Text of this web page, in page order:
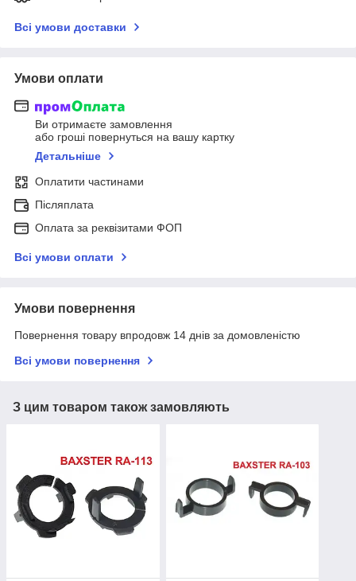
Всі умови доставки
Умови оплати
Ви отримаєте замовлення
або гроші повернуться на вашу картку
Детальніше
Оплатити частинами
Післяплата
Оплата за реквізитами ФОП
Всі умови оплати
Умови повернення
Повернення товару впродовж 14 днів за домовленістю
Всі умови повернення
З цим товаром також замовляють